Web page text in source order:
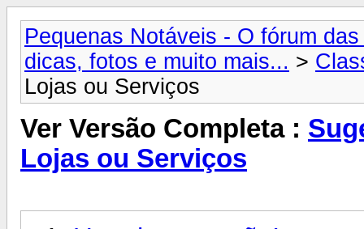
Pequenas Notáveis - O fórum
dicas, fotos e muito mais... >
Lojas ou Serviços
Ver Versão Completa :
Lojas ou Serviços